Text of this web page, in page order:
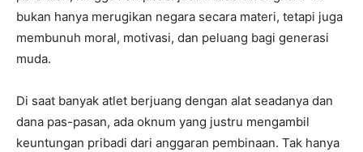
bukan hanya merugikan negara secara materi, tetapi juga
membunuh moral, motivasi, dan peluang bagi generasi
muda.
Di saat banyak atlet berjuang dengan alat seadanya dan
dana pas-pasan, ada oknum yang justru mengambil
keuntungan pribadi dari anggaran pembinaan. Tak hanya